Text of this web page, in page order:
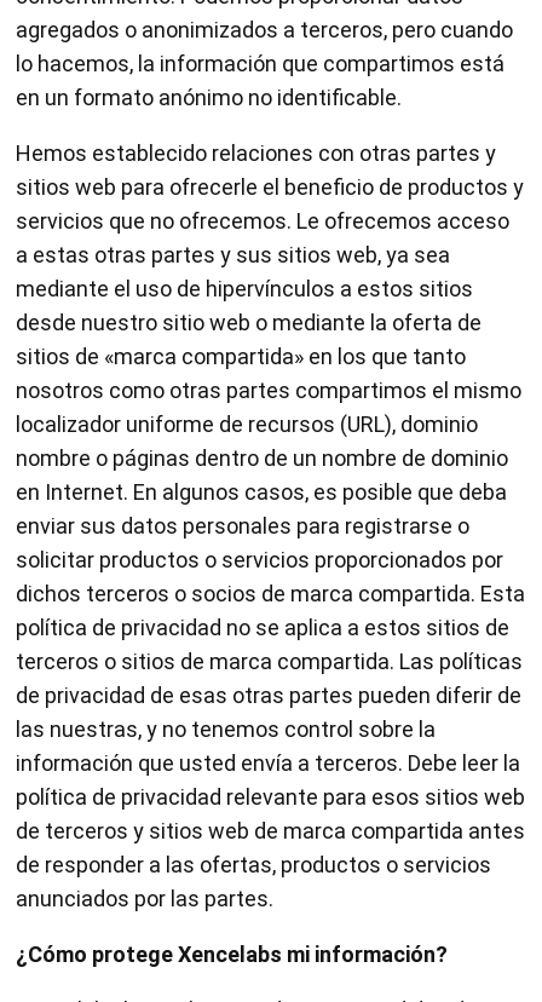
agregados o anonimizados a terceros, pero cuando
lo hacemos, la información que compartimos está
en un formato anónimo no identificable.
Hemos establecido relaciones con otras partes y
sitios web para ofrecerle el beneficio de productos y
servicios que no ofrecemos. Le ofrecemos acceso
a estas otras partes y sus sitios web, ya sea
mediante el uso de hipervínculos a estos sitios
desde nuestro sitio web o mediante la oferta de
sitios de «marca compartida» en los que tanto
nosotros como otras partes compartimos el mismo
localizador uniforme de recursos (URL), dominio
nombre o páginas dentro de un nombre de dominio
en Internet. En algunos casos, es posible que deba
enviar sus datos personales para registrarse o
solicitar productos o servicios proporcionados por
dichos terceros o socios de marca compartida. Esta
política de privacidad no se aplica a estos sitios de
terceros o sitios de marca compartida. Las políticas
de privacidad de esas otras partes pueden diferir de
las nuestras, y no tenemos control sobre la
información que usted envía a terceros. Debe leer la
política de privacidad relevante para esos sitios web
de terceros y sitios web de marca compartida antes
de responder a las ofertas, productos o servicios
anunciados por las partes.
¿Cómo protege Xencelabs mi información?